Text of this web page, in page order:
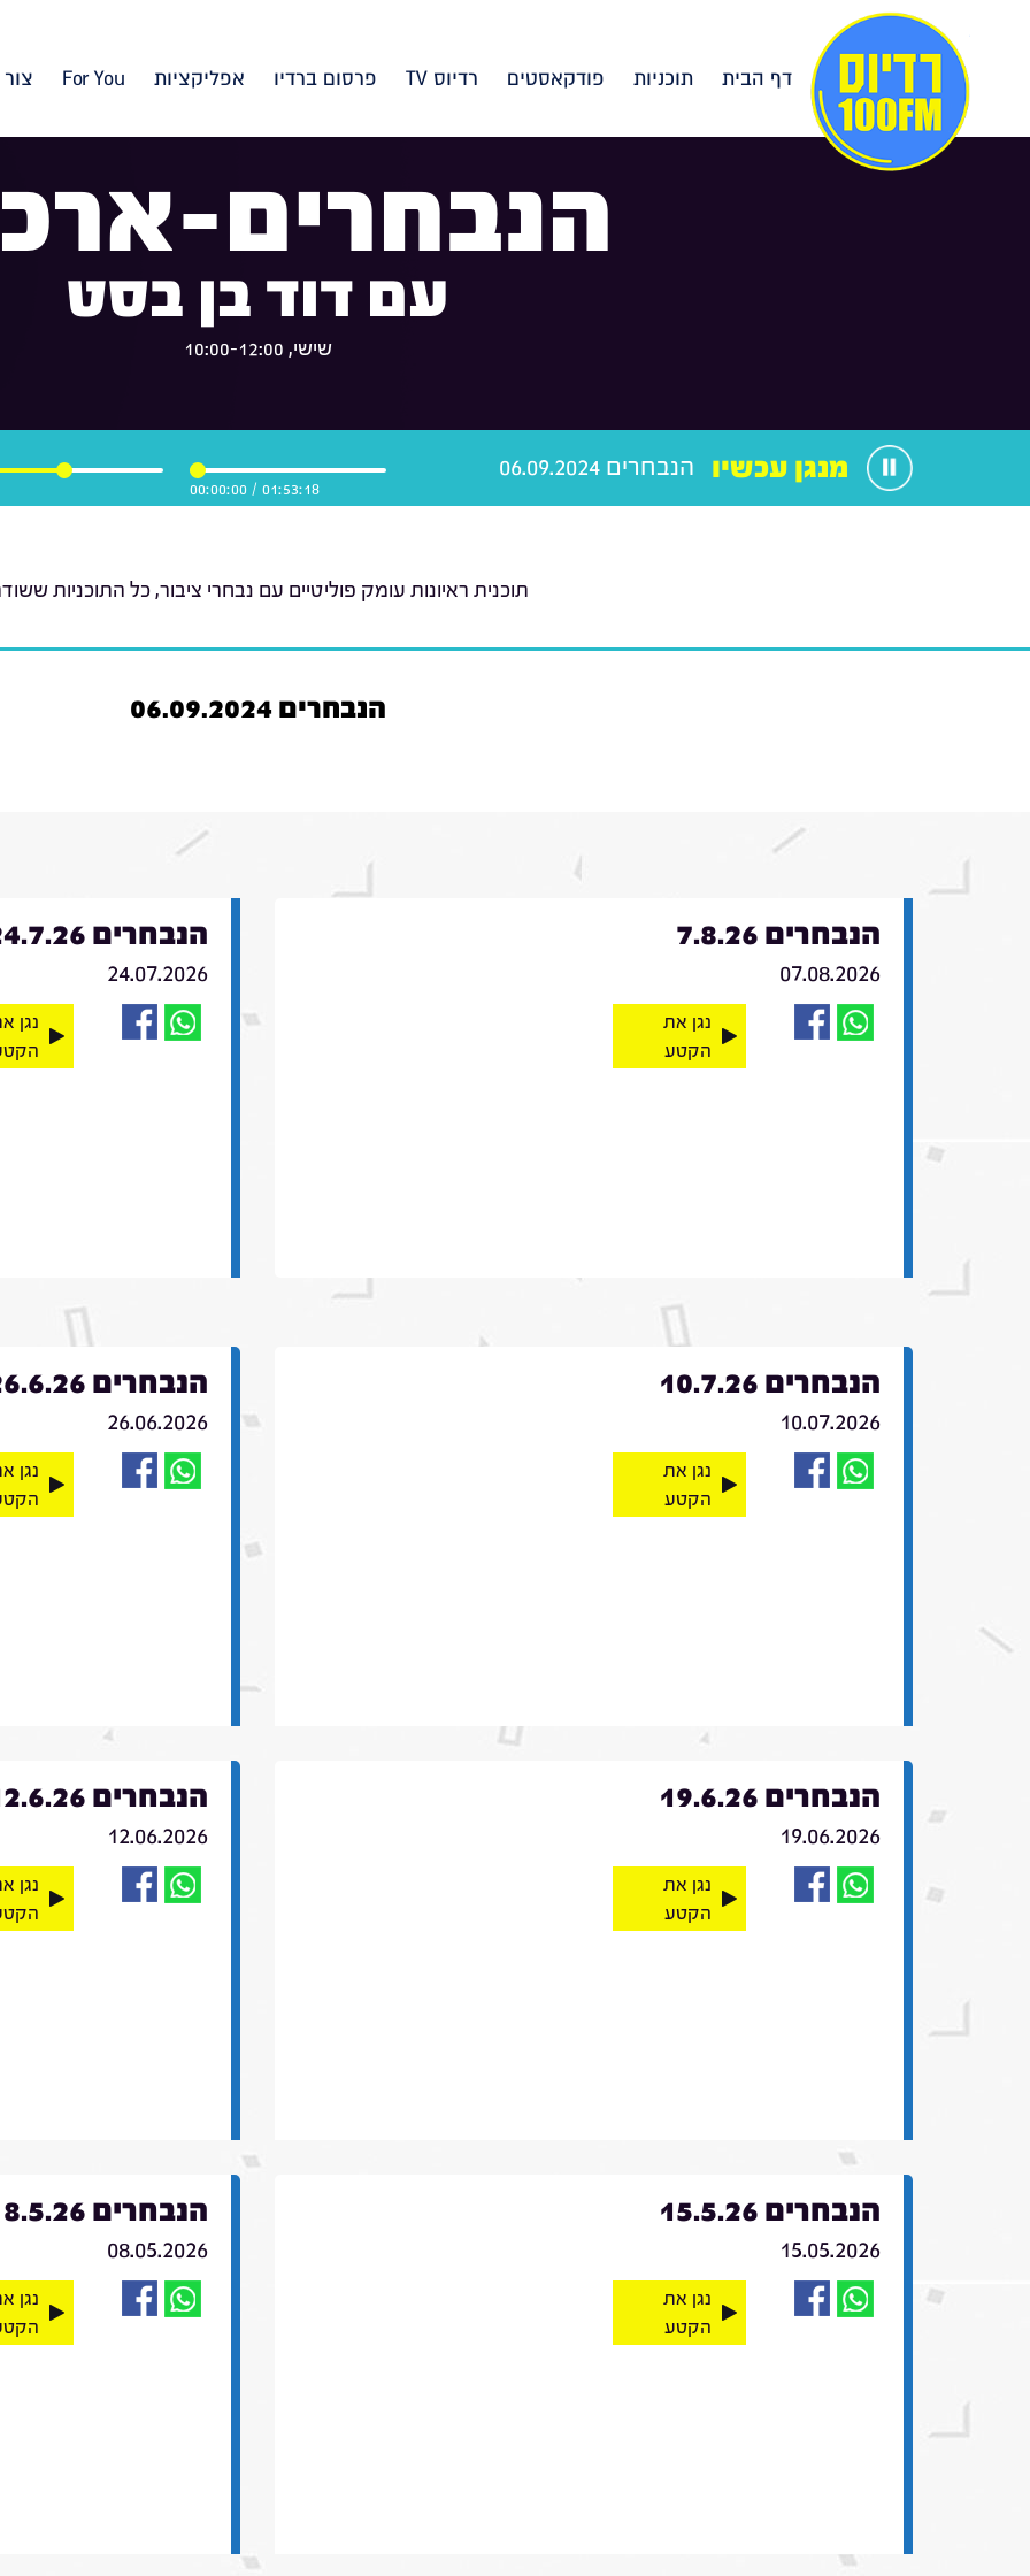
דף הבית תוכניות פודקאסטים רדיוס TV פרסום ברדיו אפליקציות For You
הנבחרים-
עם דוד בן בסט
שישי, 10:00-12:00
01:53:18
/
00:00:00
מנגן עכשיו הנבחרים 06.09.2024
תוכנית ראיונות עומק פוליטיים עם נבחרי ציבור, כל התוכניות
הנבחרים 06.09.2024
הנבחרים 7.8.26
07.08.2026
נגן את
הקטע
הנבחרים 24.7.26
24.07.2026
נגן
הנבחרים 10.7.26
10.07.2026
נגן את
הקטע
הנבחרים 26.6.26
26.06.2026
נגן
הנבחרים 19.6.26
19.06.2026
נגן את
הקטע
הנבחרים 12.6.26
12.06.2026
נגן
הנבחרים 15.5.26
15.05.2026
נגן את
הקטע
הנבחרים 8.5.26
08.05.2026
נגן